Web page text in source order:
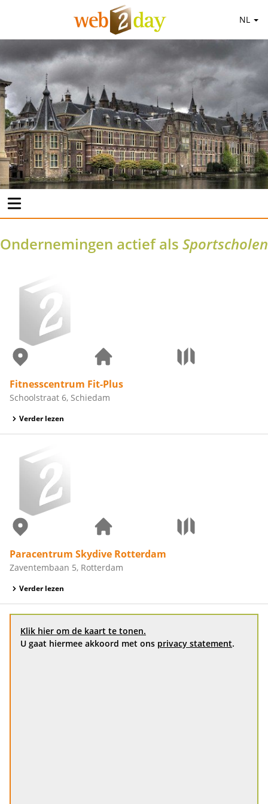
NL
Ondernemingen actief als Sportscholen
Fitnesscentrum Fit-Plus
Schoolstraat 6, Schiedam
Verder lezen
Paracentrum Skydive Rotterdam
Zaventembaan 5, Rotterdam
Verder lezen
Klik hier om de kaart te tonen.
U gaat hiermee akkoord met ons privacy statement.